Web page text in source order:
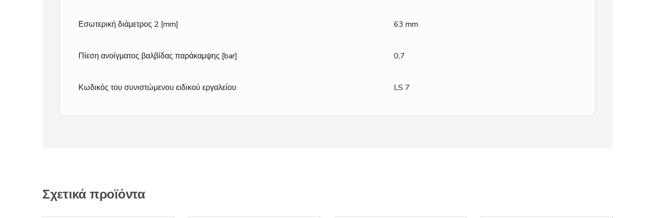
Εσωτερική διάμετρος 2 [mm] 63 mm
Πίεση ανοίγματος βαλβίδας παράκαμψης [bar] 0,7
Κωδικός του συνιστώμενου ειδικού εργαλείου LS 7
Σχετικά προϊόντα